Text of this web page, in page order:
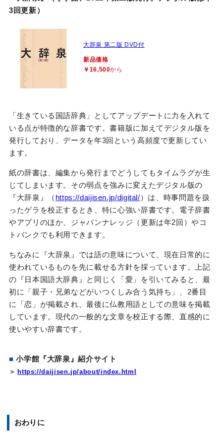
3回更新）
大辞泉 第二版 DVD付
新品価格
￥16,500から
「生きている国語辞典」としてアップデートに力を入れて
いる点が特徴的な辞書です。書籍版に加えてデジタル版を
発行しており、データを年3回という高頻度で更新してい
ます。
紙の辞書は、編集から発行までどうしてもタイムラグが生
じてしまいます。その弱点を強みに変えたデジタル版の
『大辞泉』（ https://daijisen.jp/digital/ ）は、時事問題を扱
ったゲラを校正するとき、特に心強い辞書です。電子辞書
やアプリのほか、ジャパンナレッジ（更新は年2回）やコ
トバンクでも利用できます。
ちなみに『大辞泉』では語の意味について、現在日常的に
使われているものを先に載せる方針を採っています。上記
の『日本国語大辞典』と同じく「愛」を引いてみると、最
初に「親子・兄弟などがいつくしみ合う気持ち」、2番目
に「恋」が掲載され、最後に仏教用語としての意味を掲載
しています。現代の一般的な文章を校正する際、直感的に
使いやすい辞書です。
■ 小学館『大辞泉』紹介サイト
＞ https://daijisen.jp/about/index.html
おわりに